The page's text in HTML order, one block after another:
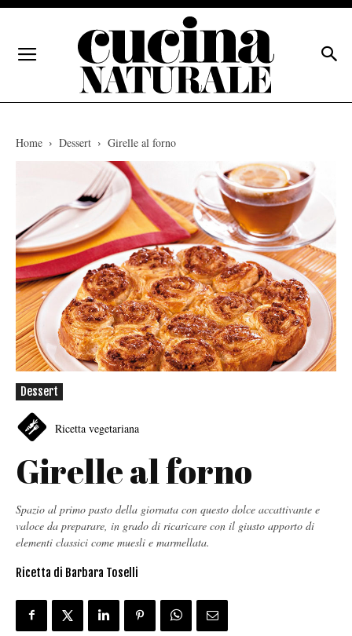
Home Dessert Girelle al forno
Dessert
Ricetta vegetariana
Girelle al forno
Spazio al primo pasto della giornata con questo dolce accattivante e
valoce da preparare, in grado di ricaricare con il giusto apporto di
elementi classici come muesli e marmellata.
Ricetta di Barbara Toselli